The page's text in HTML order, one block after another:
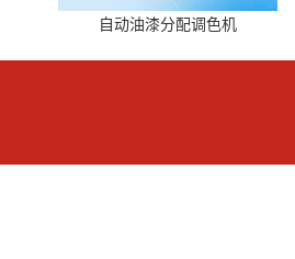
自动油漆分配调色机